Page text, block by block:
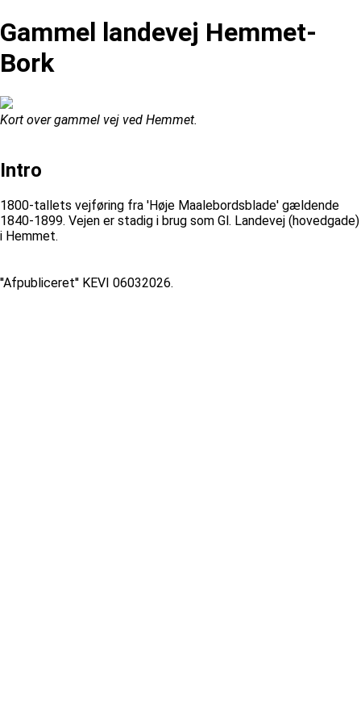
Gammel landevej Hemmet-
Bork
Kort over gammel vej ved Hemmet.
Intro
1800-tallets vejføring fra 'Høje Maalebordsblade' gældende
1840-1899. Vejen er stadig i brug som Gl. Landevej (hovedgade)
i Hemmet.
''Afpubliceret'' KEVI 06032026.